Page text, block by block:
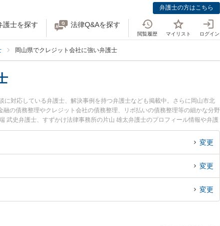
弁護士の方はこちら
護士を探す 法律Q&Aを探す
閲覧履歴 マイリスト ログイン
岡山県でクレジット会社に強い弁護士
対応している弁護士、解決事例を持つ弁護士なども掲載中。さらに岡山市北
の債務整理やクレジット会社の債務整理、リボ払いの債務整理等の細かな分野
武史弁護士、すずかけ法律事務所の片山 雄太弁護士のプロフィール情報や弁護
のトラブルを今すぐに弁護士に相談したい』『クレジット会社の債務整理のト
法律相談できる岡山県内の弁護士に相談予約したい』などでお困りの相談者さ
変更
変更
変更